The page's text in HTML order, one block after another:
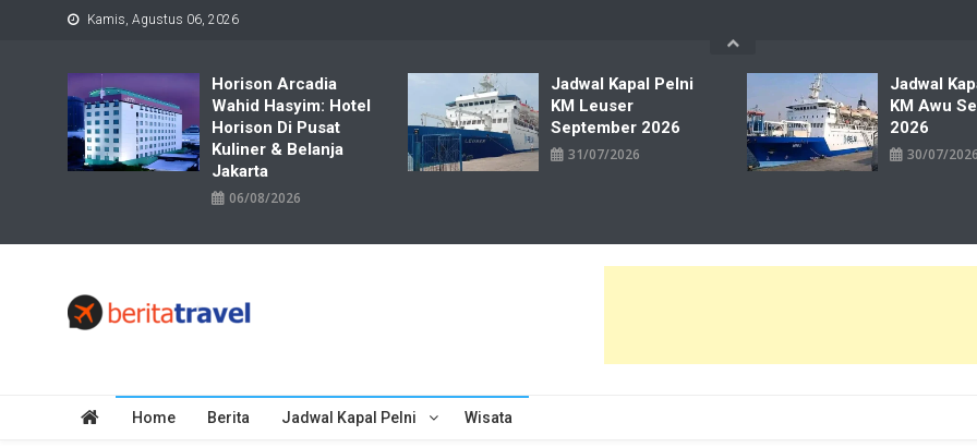
Kamis, Agustus 06, 2026
Horison Arcadia
Wahid Hasyim: Hotel
Horison Di Pusat
Kuliner & Belanja
Jakarta
06/08/2026
Jadwal Kapal Pelni
KM Leuser
September 2026
31/07/2026
Jadwal
KM Awu
2026
30/07/
Home Berita Jadwal Kapal Pelni Wisata